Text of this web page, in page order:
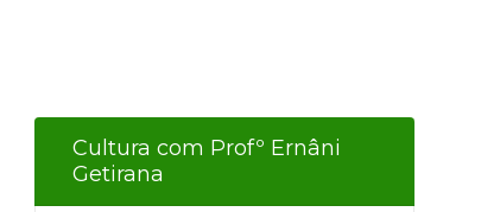
Cultura com Profº Ernâni
Getirana